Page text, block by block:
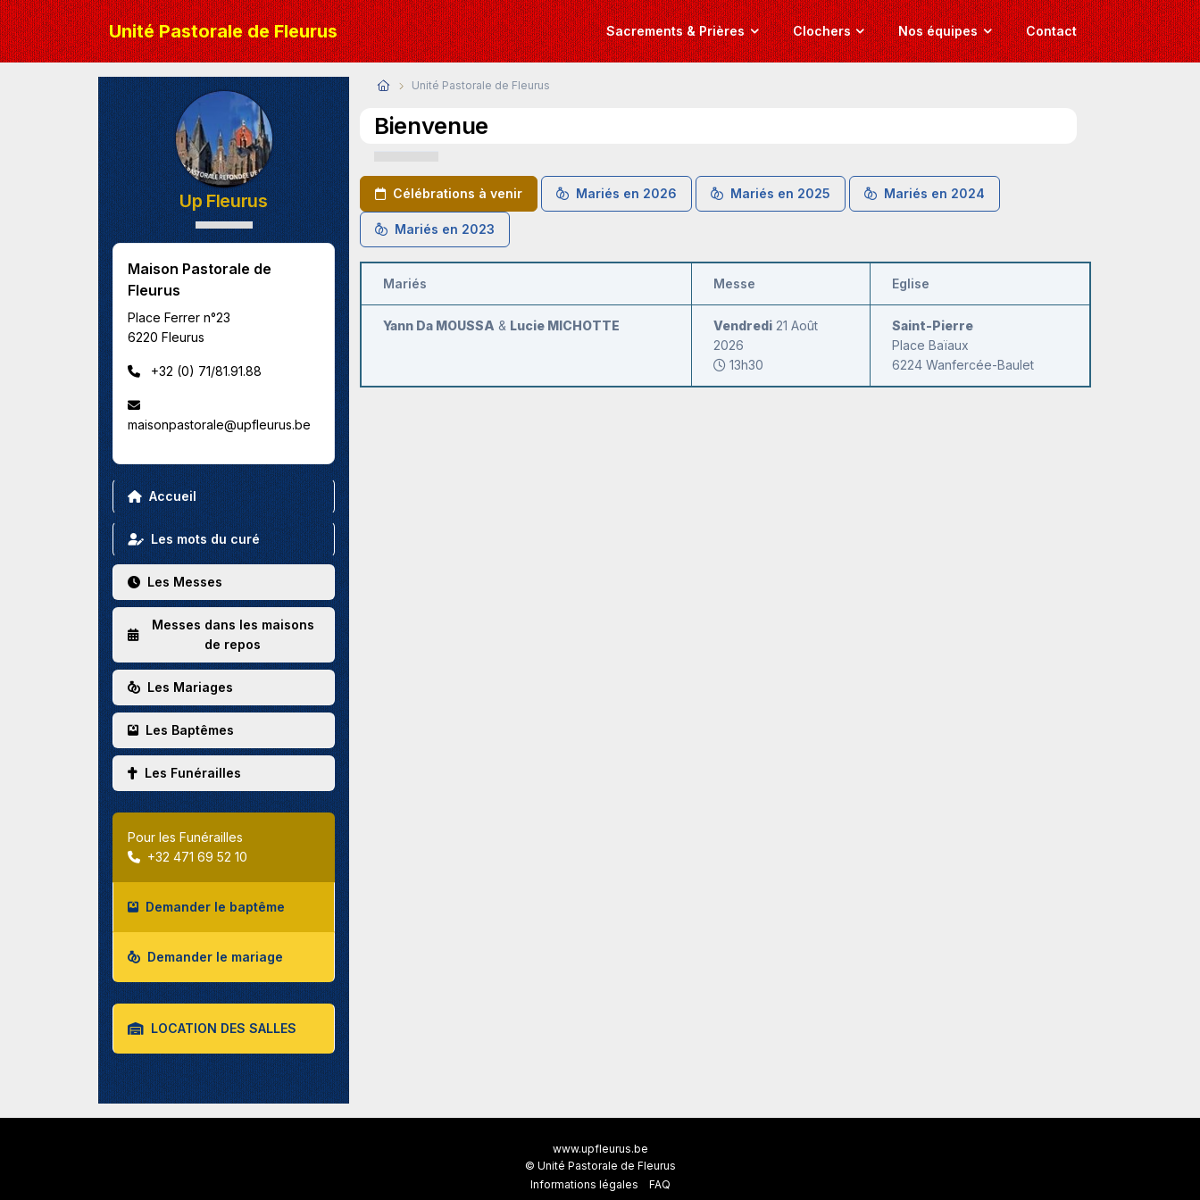
Unité Pastorale de Fleurus Sacrements & Prières Clochers Nos équipes Contact
Up Fleurus
Maison Pastorale de
Fleurus
Place Ferrer n°23
6220 Fleurus
+32 (0) 71/81.91.88
maisonpastorale@upfleurus.be
Accueil
Les mots du curé
Les Messes
Messes dans les maisons
de repos
Les Mariages
Les Baptêmes
Les Funérailles
Pour les Funérailles
+32 471 69 52 10
Demander le baptême
Demander le mariage
LOCATION DES SALLES
Unité Pastorale de Fleurus
Bienvenue
Célébrations à venir Mariés en 2026 Mariés en 2025 Mariés en 2024
Mariés en 2023
Mariés Messe Eglise
Yann Da MOUSSA & Lucie MICHOTTE Vendredi 21 Août
2026
13h30
Saint-Pierre
Place Baïaux
6224 Wanfercée-Baulet
www.upfleurus.be
© Unité Pastorale de Fleurus
Informations légales
FAQ